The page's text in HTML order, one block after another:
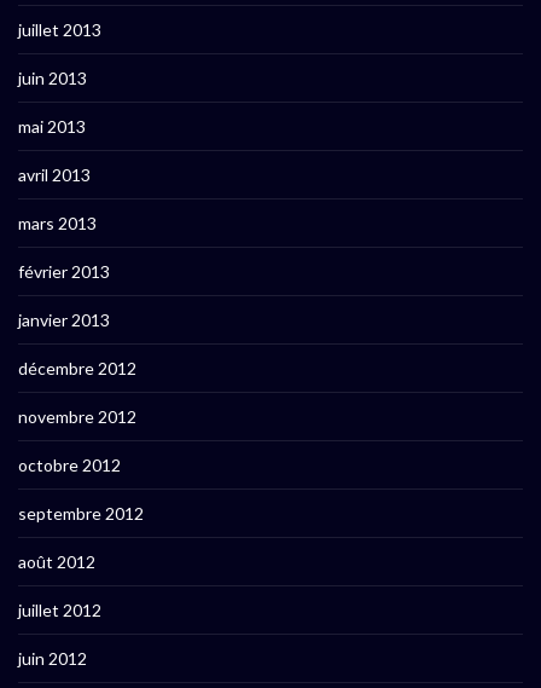
juillet 2013
juin 2013
mai 2013
avril 2013
mars 2013
février 2013
janvier 2013
décembre 2012
novembre 2012
octobre 2012
septembre 2012
août 2012
juillet 2012
juin 2012